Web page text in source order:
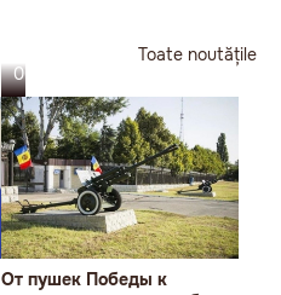
Toate noutățile
06.08.26
От пушек Победы к